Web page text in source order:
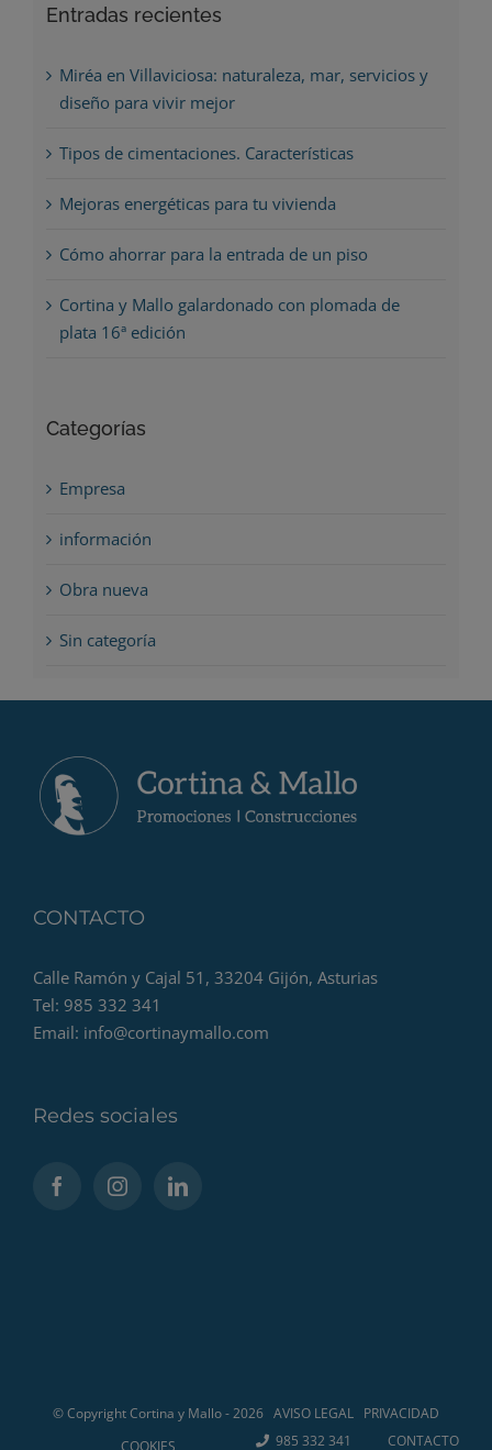
Entradas recientes
Miréa en Villaviciosa: naturaleza, mar, servicios y
diseño para vivir mejor
Tipos de cimentaciones. Características
Mejoras energéticas para tu vivienda
Cómo ahorrar para la entrada de un piso
Cortina y Mallo galardonado con plomada de
plata 16ª edición
Categorías
Empresa
información
Obra nueva
Sin categoría
CONTACTO
Calle Ramón y Cajal 51, 33204 Gijón, Asturias
Tel: 985 332 341
Email: info@cortinaymallo.com
Redes sociales
© Copyright Cortina y Mallo -2026 AVISO LEGAL PRIVACIDAD
985 332 341 CONTACTO